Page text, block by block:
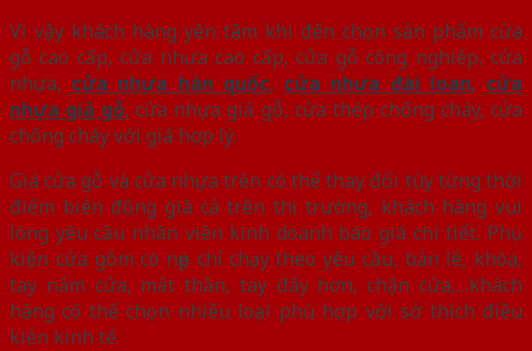
Vì vậy khách hàng yên tâm khi đến chọn sản phẩm cửa
gỗ cao cấp, cửa nhựa cao cấp, cửa gỗ công nghiệp, cửa
nhựa, cửa nhựa hàn quốc, cửa nhựa đài loan, cửa
nhựa giả gỗ, cửa nhựa giả gỗ, cửa thép chống cháy, cửa
chống cháy với giá hợp lý.
Giá cửa gỗ và cửa nhựa trên có thể thay đổi tùy từng thời
điểm biến động giá cả trên thị trường, khách hàng vui
lòng yêu cầu nhân viên kinh doanh báo giá chi tiết. Phụ
kiện cửa gồm có nẹp chỉ chạy theo yêu cầu, bản lề, khóa,
tay nắm cửa, mắt thần, tay đẩy hơn, chặn cửa,…khách
hàng có thể chọn nhiều loại phù hợp với sở thích điều
kiện kinh tế.